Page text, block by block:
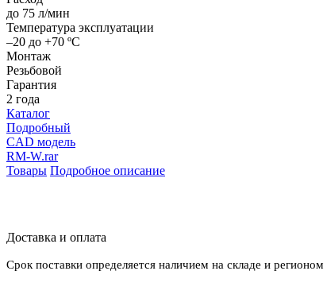
до 75 л/мин
Температура эксплуатации
–20 до +70 ºС
Монтаж
Резьбовой
Гарантия
2 года
Каталог
Подробный
CAD модель
RM-W.rar
Товары Подробное описание
Доставка и оплата
Срок поставки определяется наличием на складе и